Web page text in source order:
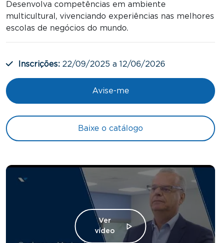
Desenvolva competências em ambiente
multicultural, vivenciando experiências nas melhores
escolas de negócios do mundo.
Inscrições: 22/09/2025 a 12/06/2026
Avise-me
Baixe o catálogo
Ver
vídeo